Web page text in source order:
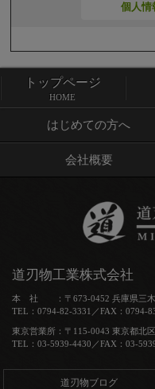
個人情
トップページ
はじめての方へ
会社概要
トップページ
HOME
道刃物工業株式会社
本 社 ：〒673-0452 兵庫県三木
TEL：0794-82-3331／FAX：0794-
東京営業所：〒115-0043 東京都北
TEL：03-5939-4430／FAX：03-
道刃物ブログ